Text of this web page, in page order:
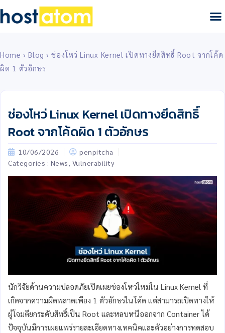
Home ›Blog ›ช่องโหว่ Linux Kernel เปิดทางยึดสิทธิ์ Root จากโค้ด
ผิด 1 ตัวอักษร
ช่องโหว่ Linux Kernel เปิดทางยึดสิทธิ์
Root จากโค้ดผิด 1 ตัวอักษร
10/06/2026
penpitcha
Categories : News, Vulnerability
นักวิจัยด้านความปลอดภัยเปิดเผยช่องโหว่ใหม่ใน Linux Kernel ที่
เกิดจากความผิดพลาดเพียง 1 ตัวอักษรในโค้ด แต่สามารถเปิดทางให้
ผู้โจมตียกระดับสิทธิ์เป็น Root และหลบหนีออกจาก Container ได้
ปัจจุบันมีการเผยแพร่รายละเอียดทางเทคนิคและตัวอย่างการทดสอบ